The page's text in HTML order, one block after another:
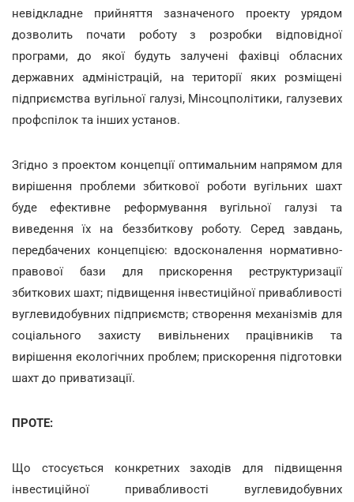
невідкладне прийняття зазначеного проекту урядом
дозволить почати роботу з розробки відповідної
програми, до якої будуть залучені фахівці обласних
державних адміністрацій, на території яких розміщені
підприємства вугільної галузі, Мінсоцполітики, галузевих
профспілок та інших установ.
Згідно з проектом концепції оптимальним напрямом для
вирішення проблеми збиткової роботи вугільних шахт
буде ефективне реформування вугільної галузі та
виведення їх на беззбиткову роботу. Серед завдань,
передбачених концепцією: вдосконалення нормативно-
правової бази для прискорення реструктуризації
збиткових шахт; підвищення інвестиційної привабливості
вуглевидобувних підприємств; створення механізмів для
соціального захисту вивільнених працівників та
вирішення екологічних проблем; прискорення підготовки
шахт до приватизації.
ПРОТЕ:
Що стосується конкретних заходів для підвищення
інвестиційної привабливості вуглевидобувних